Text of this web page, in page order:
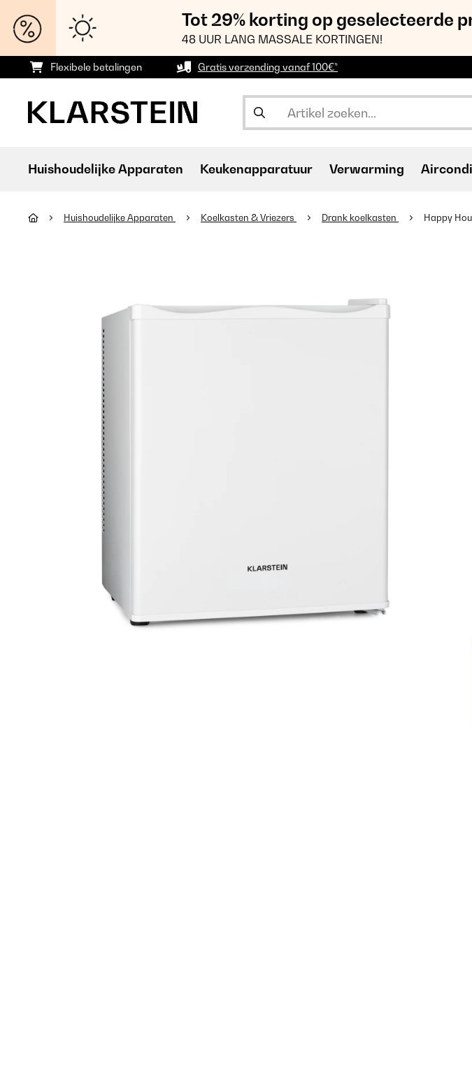
Tot 29% korting op geselecteerde
48 UUR LANG MASSALE KORTINGEN!
Flexibele betalingen Gratis verzending vanaf 100€*
Huishoudelijke Apparaten Keukenapparatuur Verwarming
Huishoudelijke Apparaten Koelkasten & Vriezers Drank koelkasten Happy